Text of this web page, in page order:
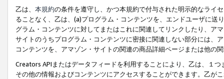
乙は、 本規約の条件を遵守し、かつ本規約で付与された明示的なライ
ることなく、乙は、(a)プログラム・コンテンツを、エンドユーザに
グラム・コンテンツに対してまたはこれに関連してリンクしたり、ア
サイトのうちプログラム・コンテンツに密接に関連しない部分には、
コンテンツを、アマゾン・サイトの関連の商品詳細ページまたは他の
Creators APIまたはデータフィードを利用することにより、乙は、１
その他の情報およびコンテンツにアクセスすることができます。乙が